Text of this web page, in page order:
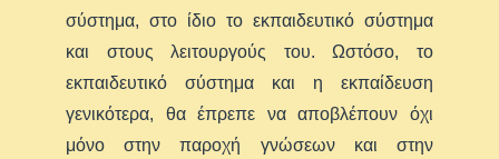
σύστημα, στο ίδιο το εκπαιδευτικό σύστημα
και στους λειτουργούς του. Ωστόσο, το
εκπαιδευτικό σύστημα και η εκπαίδευση
γενικότερα, θα έπρεπε να αποβλέπουν όχι
μόνο στην παροχή γνώσεων και στην